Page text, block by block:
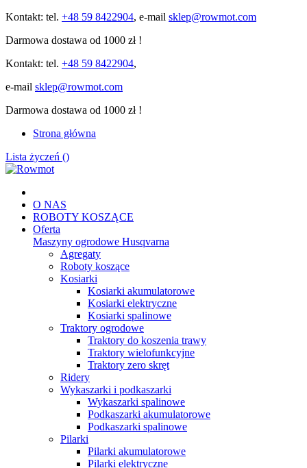
Kontakt: tel. +48 59 8422904, e-mail sklep@rowmot.com
Darmowa dostawa od 1000 zł !
Kontakt: tel. +48 59 8422904,
e-mail sklep@rowmot.com
Darmowa dostawa od 1000 zł !
Strona główna
Lista życzeń ()
O NAS
ROBOTY KOSZĄCE
Oferta
Maszyny ogrodowe Husqvarna
Agregaty
Roboty koszące
Kosiarki
Kosiarki akumulatorowe
Kosiarki elektryczne
Kosiarki spalinowe
Traktory ogrodowe
Traktory do koszenia trawy
Traktory wielofunkcyjne
Traktory zero skręt
Ridery
Wykaszarki i podkaszarki
Wykaszarki spalinowe
Podkaszarki akumulatorowe
Podkaszarki spalinowe
Pilarki
Pilarki akumulatorowe
Pilarki elektryczne